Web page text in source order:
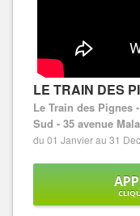
LE TRAIN DES
Le Train des Pignes
Sud - 35 avenue
du 01 Janvier au 31